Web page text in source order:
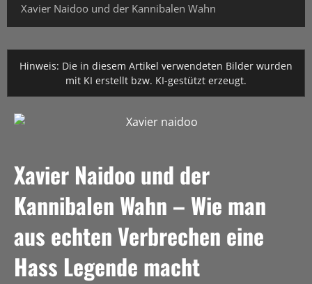
Xavier Naidoo und der Kannibalen Wahn
Hinweis: Die in diesem Artikel verwendeten Bilder wurden
mit KI erstellt bzw. KI-gestützt erzeugt.
Xavier Naidoo und der
Kannibalen Wahn – Wie man
aus echten Verbrechen eine
Hass Legende macht